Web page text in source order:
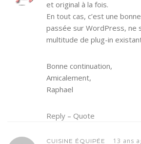
et original à la fois.
En tout cas, c’est une
passée sur WordPress, ne
multitude de plug-in
Bonne continuation,
Amicalement,
Raphael
Reply – Quote
CUISINE ÉQUIPÉE 13 ans